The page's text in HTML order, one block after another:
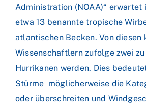
Administration (NOAA)“ erwartet
etwa 13 benannte tropische
atlantischen Becken. Von diesen
Wissenschaftlern zufolge zwei
Hurrikanen werden. Dies
Stürme möglicherweise die
oder überschreiten und